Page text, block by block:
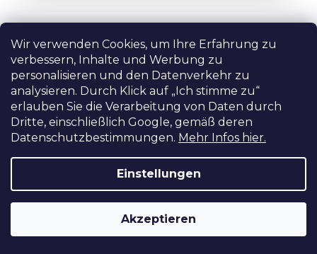
Wir verwenden Cookies, um Ihre Erfahrung zu
verbessern, Inhalte und Werbung zu
personalisieren und den Datenverkehr zu
analysieren. Durch Klick auf „Ich stimme zu“
erlauben Sie die Verarbeitung von Daten durch
Dritte, einschließlich Google, gemäß deren
Datenschutzbestimmungen. Mehr Infos hier.
Einstellungen
Akzeptieren
5
Schraube mit Doppelsicherung
Die
durchschnittliche
ist
von
5
AUF LAGER IN PRAG
–28 % €5,56
In den Warenkorb
Standardadapter für den Wechsel vom
Schlitten (Blitzschuh) zur 1/4"-
Doppelsperrschraube.
Fotoschraube mit Griff
AUF LAGER IN PRAG